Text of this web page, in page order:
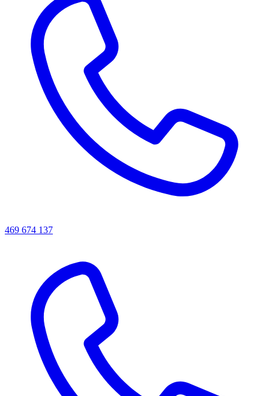
469 674 137